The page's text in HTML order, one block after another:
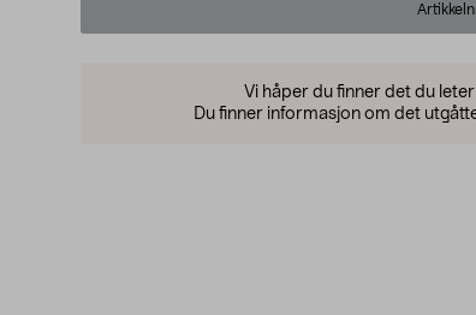
Vi håper du finner det du
Du finner informasjon om det